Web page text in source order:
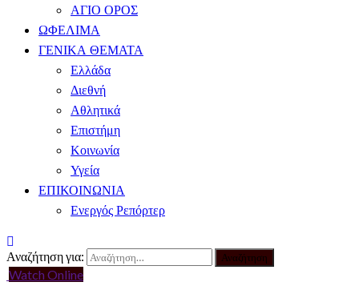
ΑΓΙΟ ΟΡΟΣ
ΩΦΕΛΙΜΑ
ΓΕΝΙΚΑ ΘΕΜΑΤΑ
Ελλάδα
Διεθνή
Αθλητικά
Επιστήμη
Κοινωνία
Υγεία
ΕΠΙΚΟΙΝΩΝΙΑ
Ενεργός Ρεπόρτερ
Αναζήτηση για:
Watch Online